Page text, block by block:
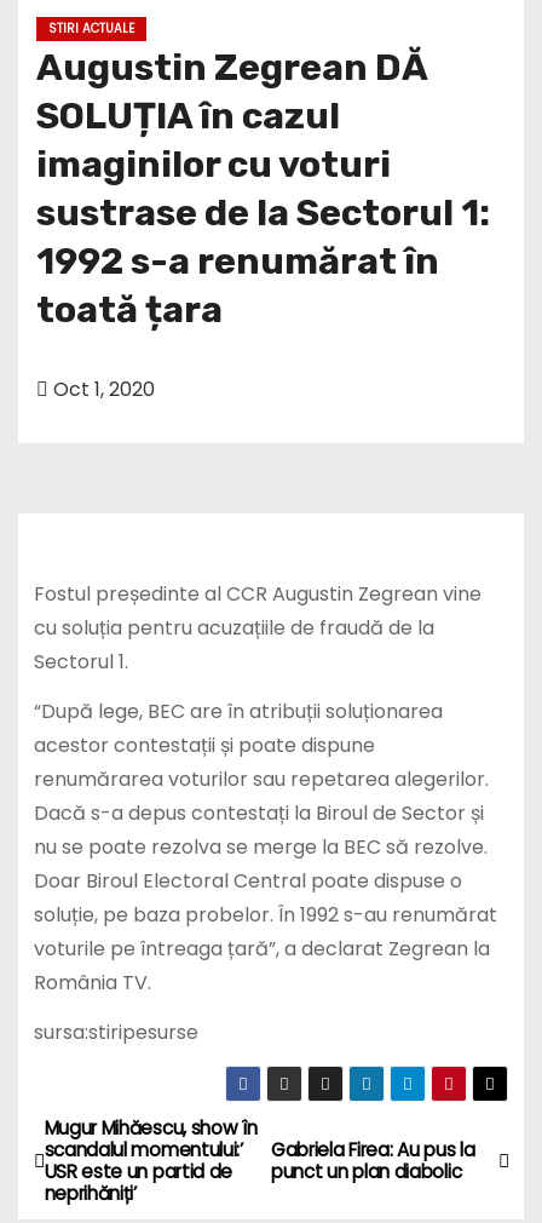
STIRI ACTUALE
Augustin Zegrean DĂ
SOLUȚIA în cazul
imaginilor cu voturi
sustrase de la Sectorul 1:
1992 s-a renumărat în
toată țara
Oct 1, 2020
Fostul președinte al CCR Augustin Zegrean vine
cu soluția pentru acuzațiile de fraudă de la
Sectorul 1.
“După lege, BEC are în atribuții soluționarea
acestor contestații și poate dispune
renumărarea voturilor sau repetarea alegerilor.
Dacă s-a depus contestați la Biroul de Sector și
nu se poate rezolva se merge la BEC să rezolve.
Doar Biroul Electoral Central poate dispuse o
soluție, pe baza probelor. În 1992 s-au renumărat
voturile pe întreaga țară”, a declarat Zegrean la
România TV.
sursa:stiripesurse
P
o
Gabriela Firea: Au pus la
punct un plan diabolic
Mugur Mihăescu, show în
scandalul momentului:’
USR este un partid de
neprihăniți’